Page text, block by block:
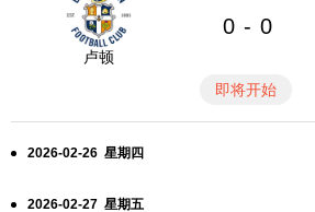
卢顿
0 - 0
即将开始
2026-02-26 星期四
2026-02-27 星期五